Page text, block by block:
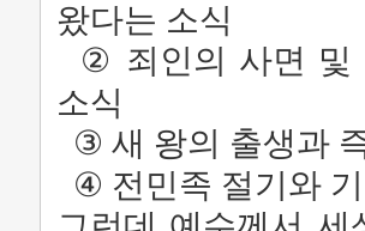
왔다는 소식
② 죄인의 사면
소식
③ 새 왕의 출생과
④ 전민족 절기와